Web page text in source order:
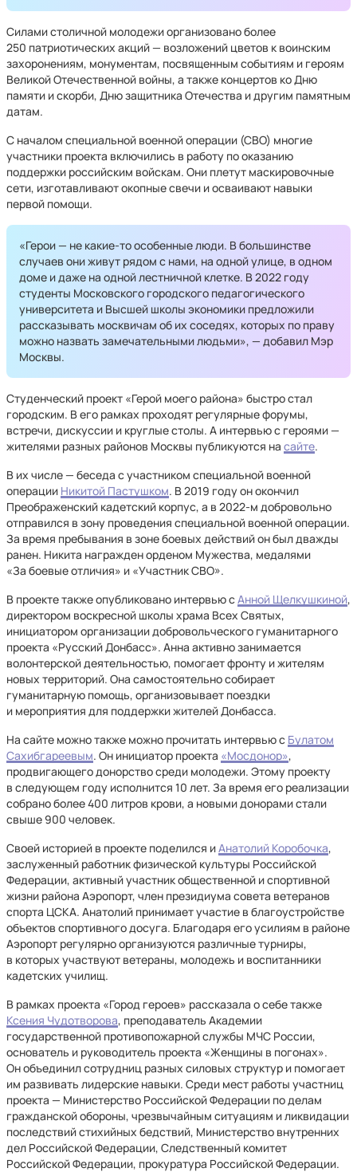
Силами столичной молодежи организовано более
250 патриотических акций — возложений цветов к воинским
захоронениям, монументам, посвященным событиям и героям
Великой Отечественной войны, а также концертов ко Дню
памяти и скорби, Дню защитника Отечества и другим памятным
датам.
С началом специальной военной операции (СВО) многие
участники проекта включились в работу по оказанию
поддержки российским войскам. Они плетут маскировочные
сети, изготавливают окопные свечи и осваивают навыки
первой помощи.
«Герои — не какие-то особенные люди. В большинстве
случаев они живут рядом с нами, на одной улице, в одном
доме и даже на одной лестничной клетке. В 2022 году
студенты Московского городского педагогического
университета и Высшей школы экономики предложили
рассказывать москвичам об их соседях, которых по праву
можно назвать замечательными людьми», — добавил Мэр
Москвы.
Студенческий проект «Герой моего района» быстро стал
городским. В его рамках проходят регулярные форумы,
встречи, дискуссии и круглые столы. А интервью с героями —
жителями разных районов Москвы публикуются на сайте.
В их числе — беседа с участником специальной военной
операции Никитой Пастушком. В 2019 году он окончил
Преображенский кадетский корпус, а в 2022-м добровольно
отправился в зону проведения специальной военной операции.
За время пребывания в зоне боевых действий он был дважды
ранен. Никита награжден орденом Мужества, медалями
«За боевые отличия» и «Участник СВО».
В проекте также опубликовано интервью сАнной Щелкушкиной,
директором воскресной школы храма Всех Святых,
инициатором организации добровольческого гуманитарного
проекта «Русский Донбасс». Анна активно занимается
волонтерской деятельностью, помогает фронту и жителям
новых территорий. Она самостоятельно собирает
гуманитарную помощь, организовывает поездки
и мероприятия для поддержки жителей Донбасса.
На сайте можно также можно прочитать интервью с Булатом
Сахибгареевым. Он инициатор проекта «Мосдонор»,
продвигающего донорство среди молодежи. Этому проекту
в следующем году исполнится 10 лет. За время его реализации
собрано более 400 литров крови, а новыми донорами стали
свыше 900 человек.
Своей историей в проекте поделился иАнатолий Коробочка,
заслуженный работник физической культуры Российской
Федерации, активный участник общественной и спортивной
жизни района Аэропорт, член президиума совета ветеранов
спорта ЦСКА. Анатолий принимает участие в благоустройстве
объектов спортивного досуга. Благодаря его усилиям в районе
Аэропорт регулярно организуются различные турниры,
в которых участвуют ветераны, молодежь и воспитанники
кадетских училищ.
В рамках проекта «Город героев» рассказала о себе также
Ксения Чудотворова, преподаватель Академии
государственной противопожарной службы МЧС России,
основатель и руководитель проекта «Женщины в погонах».
Он объединил сотрудниц разных силовых структур и помогает
им развивать лидерские навыки. Среди мест работы участниц
проекта — Министерство Российской Федерации по делам
гражданской обороны, чрезвычайным ситуациям и ликвидации
последствий стихийных бедствий, Министерство внутренних
дел Российской Федерации, Следственный комитет
Российской Федерации, прокуратура Российской Федерации.